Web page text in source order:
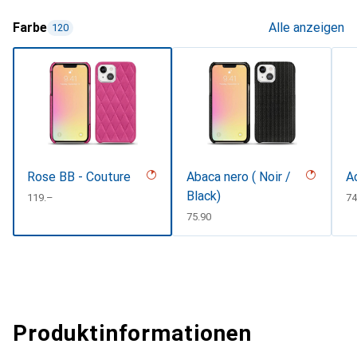
Farbe 120 Alle anzeigen
Rose BB - Couture
CHF
119.–
Abaca nero ( Noir /
Black)
CHF
75.90
Produktinformationen